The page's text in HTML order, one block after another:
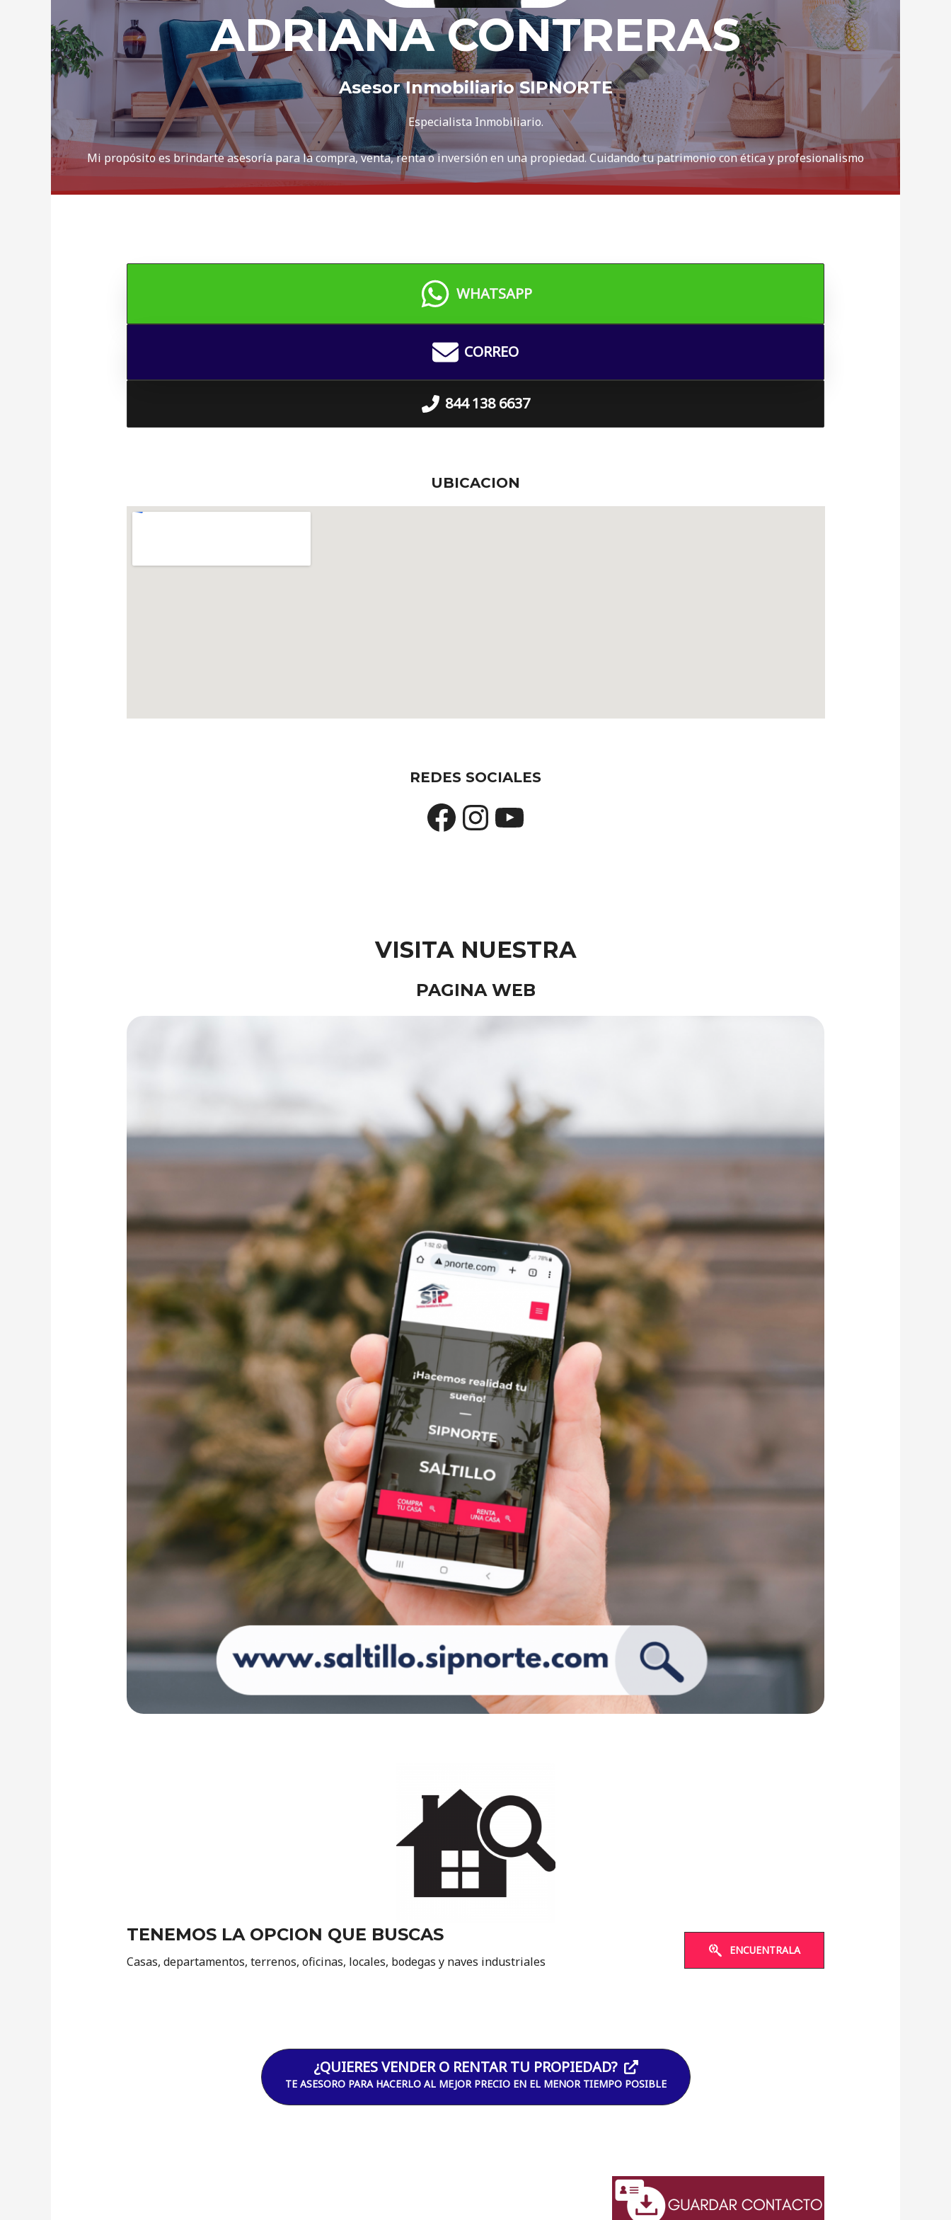
ADRIANA CONTRERAS
Asesor Inmobiliario SIPNORTE
Especialista Inmobiliario.
Mi propósito es brindarte asesoría para la compra, venta, renta o inversión en una propiedad. Cuidando tu patrimonio con ética y profesionalismo
WHATSAPP
CORREO
844 138 6637
UBICACION
REDES SOCIALES
Facebook
Instagram
YouTube
VISITA NUESTRA
PAGINA WEB
TENEMOS LA OPCION QUE BUSCAS
Casas, departamentos, terrenos, oficinas, locales, bodegas y naves industriales
ENCUENTRALA
¿QUIERES VENDER O RENTAR TU PROPIEDAD?
TE ASESORO PARA HACERLO AL MEJOR PRECIO EN EL MENOR TIEMPO POSIBLE